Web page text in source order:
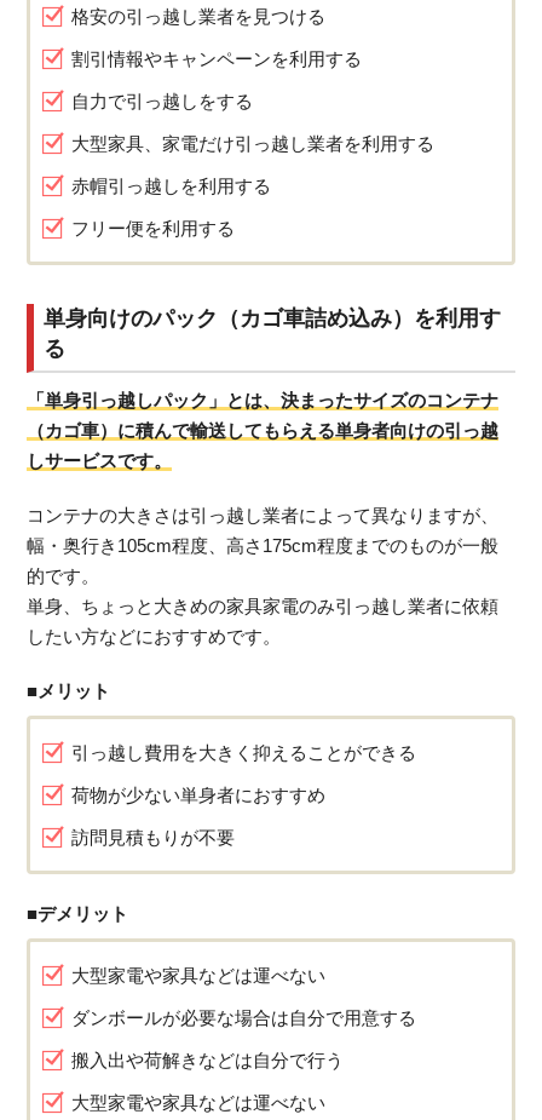
格安の引っ越し業者を見つける
割引情報やキャンペーンを利用する
自力で引っ越しをする
大型家具、家電だけ引っ越し業者を利用する
赤帽引っ越しを利用する
フリー便を利用する
単身向けのパック（カゴ車詰め込み）を利用す
る
「単身引っ越しパック」とは、決まったサイズのコンテナ
（カゴ車）に積んで輸送してもらえる単身者向けの引っ越
しサービスです。
コンテナの大きさは引っ越し業者によって異なりますが、
幅・奥行き105cm程度、高さ175cm程度までのものが一般
的です。
単身、ちょっと大きめの家具家電のみ引っ越し業者に依頼
したい方などにおすすめです。
■メリット
引っ越し費用を大きく抑えることができる
荷物が少ない単身者におすすめ
訪問見積もりが不要
■デメリット
大型家電や家具などは運べない
ダンボールが必要な場合は自分で用意する
搬入出や荷解きなどは自分で行う
大型家電や家具などは運べない